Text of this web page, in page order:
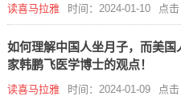
读喜马拉雅 时间：2024-01-10 点
如何理解中国人坐月子，而美
家韩鹏飞医学博士的观点！
读喜马拉雅 时间：2024-01-09 点